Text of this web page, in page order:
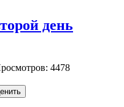
день
4478